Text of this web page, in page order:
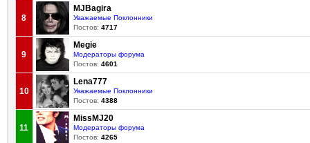
8
MJBagira
Уважаемые Поклонники
Постов: 4717
9
Megie
Модераторы форума
Постов: 4601
10
Lena777
Уважаемые Поклонники
Постов: 4388
11
MissMJ20
Модераторы форума
Постов: 4265